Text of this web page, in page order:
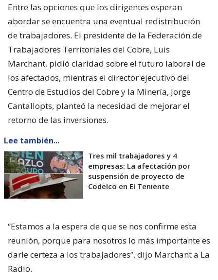
Entre las opciones que los dirigentes esperan
abordar se encuentra una eventual redistribución
de trabajadores. El presidente de la Federación de
Trabajadores Territoriales del Cobre, Luis
Marchant, pidió claridad sobre el futuro laboral de
los afectados, mientras el director ejecutivo del
Centro de Estudios del Cobre y la Minería, Jorge
Cantallopts, planteó la necesidad de mejorar el
retorno de las inversiones.
Lee también...
Tres mil trabajadores y 4
empresas: La afectación por
suspensión de proyecto de
Codelco en El Teniente
“Estamos a la espera de que se nos confirme esta
reunión, porque para nosotros lo más importante es
darle certeza a los trabajadores”, dijo Marchant a La
Radio.